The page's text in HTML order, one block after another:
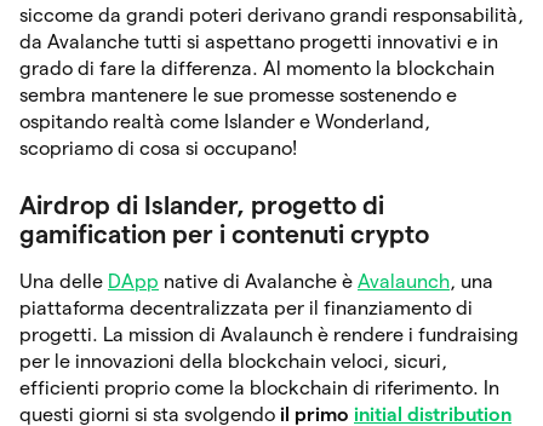
siccome da grandi poteri derivano grandi responsabilità,
da Avalanche tutti si aspettano progetti innovativi e in
grado di fare la differenza. Al momento la blockchain
sembra mantenere le sue promesse sostenendo e
ospitando realtà come Islander e Wonderland,
scopriamo di cosa si occupano!
Airdrop di Islander, progetto di
gamification per i contenuti crypto
Una delle DApp native di Avalanche è Avalaunch, una
piattaforma decentralizzata per il finanziamento di
progetti. La mission di Avalaunch è rendere i fundraising
per le innovazioni della blockchain veloci, sicuri,
efficienti proprio come la blockchain di riferimento. In
questi giorni si sta svolgendo il primo initial distribution